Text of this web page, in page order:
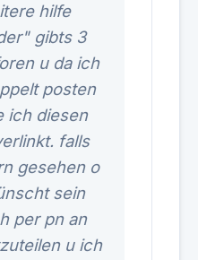
hilfe
gibts 3
u da ich
posten
ich diesen
falls
gesehen o
sein
per pn an
u ich